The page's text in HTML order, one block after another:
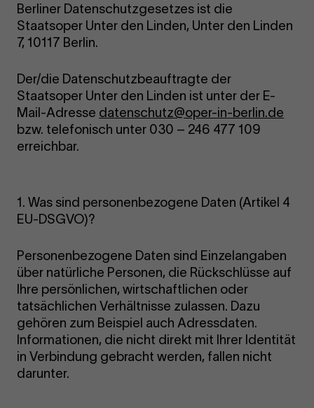
Berliner Datenschutzgesetzes ist die
Staatsoper Unter den Linden, Unter den Linden
7, 10117 Berlin.
Der/die Datenschutzbeauftragte der
Staatsoper Unter den Linden ist unter der E-
Mail-Adresse datenschutz@oper-in-berlin.de
bzw. telefonisch unter 030 – 246 477 109
erreichbar.
1. Was sind personenbezogene Daten (Artikel 4
EU-DSGVO)?
Personenbezogene Daten sind Einzelangaben
über natürliche Personen, die Rückschlüsse auf
Ihre persönlichen, wirtschaftlichen oder
tatsächlichen Verhältnisse zulassen. Dazu
gehören zum Beispiel auch Adressdaten.
Informationen, die nicht direkt mit Ihrer Identität
in Verbindung gebracht werden, fallen nicht
darunter.